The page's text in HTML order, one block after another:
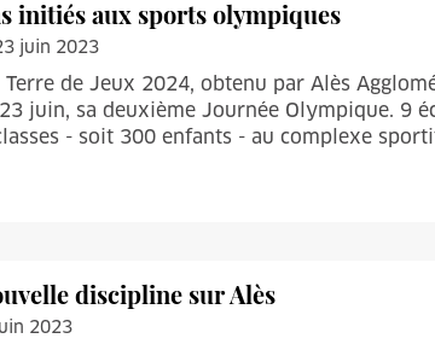
initiés aux sports olympiques
juin 2023
de Jeux 2024, obtenu par Alès
juin, sa deuxième Journée Olympique. 9
- soit 300 enfants - au complexe
discipline sur Alès
2023